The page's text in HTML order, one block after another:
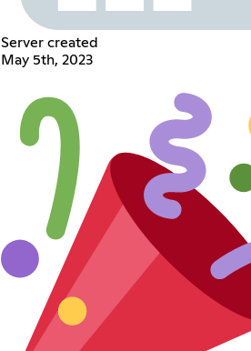
Server created
May 5th, 2023